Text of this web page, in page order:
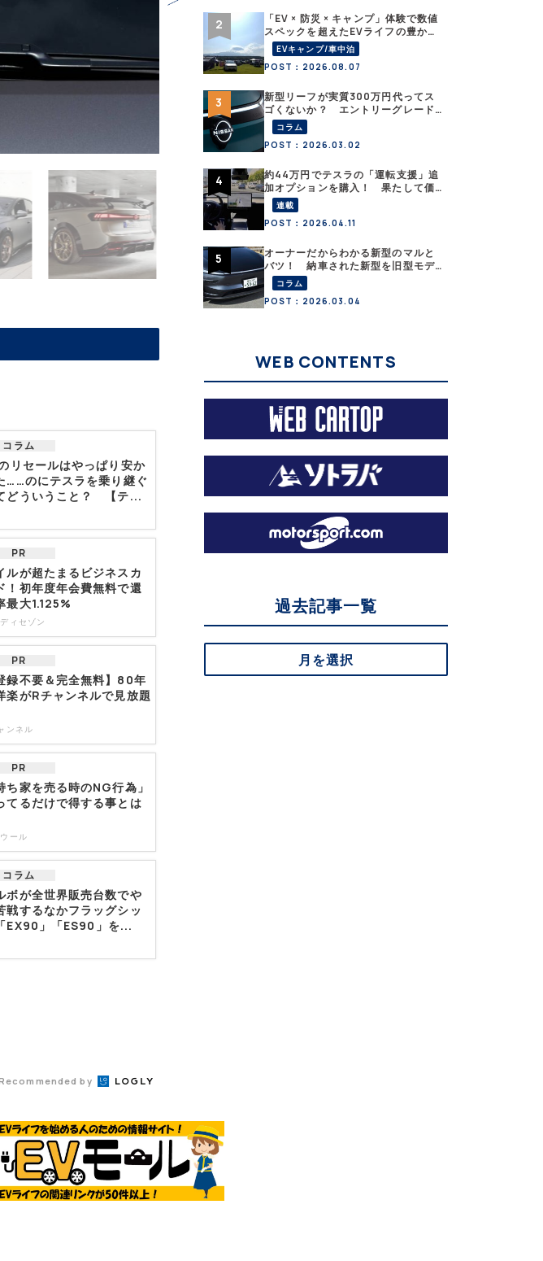
コラム
リセールはやっぱり安か
……のにテスラを乗り継ぐ
どういうこと？ 【テ...
PR
ルが超たまるビジネスカ
！初年度年会費無料で還
最大1.125%
ィセゾン
PR
録不要＆完全無料】80年
楽がRチャンネルで見放題
ンネル
PR
ち家を売る時のNG行為」
てるだけで得する事とは
ール
コラム
ボが全世界販売台数でや
戦するなかフラッグシッ
EX90」「ES90」を...
by
「EV × 防災 × キャンプ」体験で数値
スペックを超えたEVライフの豊かさ
を実感【 EV SUMMER CAMP 2026
】
EVキャンプ/車中泊
POST：2026.08.07
新型リーフが実質300万円代ってス
ゴくないか？ エントリーグレード
「B5」の中身を詳細チェックした
コラム
POST：2026.03.02
約44万円でテスラの「運転支援」追
加オプションを購入！ 果たして価
格以上の効果はあったのか？【テス
ラ沼にはまった大学教授のEV生活・
その10】
連載
POST：2026.04.11
オーナーだからわかる新型のマルと
バツ！ 納車された新型を旧型モデ
ルＹと細部まで比べてみた【テスラ
沼にはまった大学教授のEV生活・そ
の６】
コラム
POST：2026.03.04
WEB CONTENTS
過去記事一覧
月を選択